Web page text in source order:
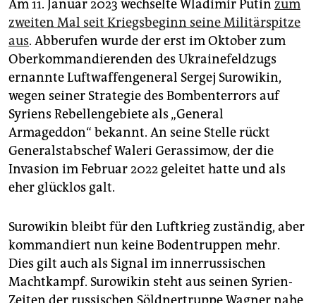
Am 11. Januar 2023 wechselte Wladimir Putin zum
zweiten Mal seit Kriegsbeginn seine Militärspitze
aus. Abberufen wurde der erst im Oktober zum
Oberkommandierenden des Ukrainefeldzugs
ernannte Luftwaffengeneral Sergej Surowikin,
wegen seiner Strategie des Bombenterrors auf
Syriens Rebellengebiete als „General
Armageddon“ bekannt. An seine Stelle rückt
Generalstabschef Waleri Gerassimow, der die
Invasion im Februar 2022 geleitet hatte und als
eher glücklos galt.
Surowikin bleibt für den Luftkrieg zuständig, aber
kommandiert nun keine Bodentruppen mehr.
Dies gilt auch als Signal im innerrussischen
Machtkampf. Surowikin steht aus seinen Syrien-